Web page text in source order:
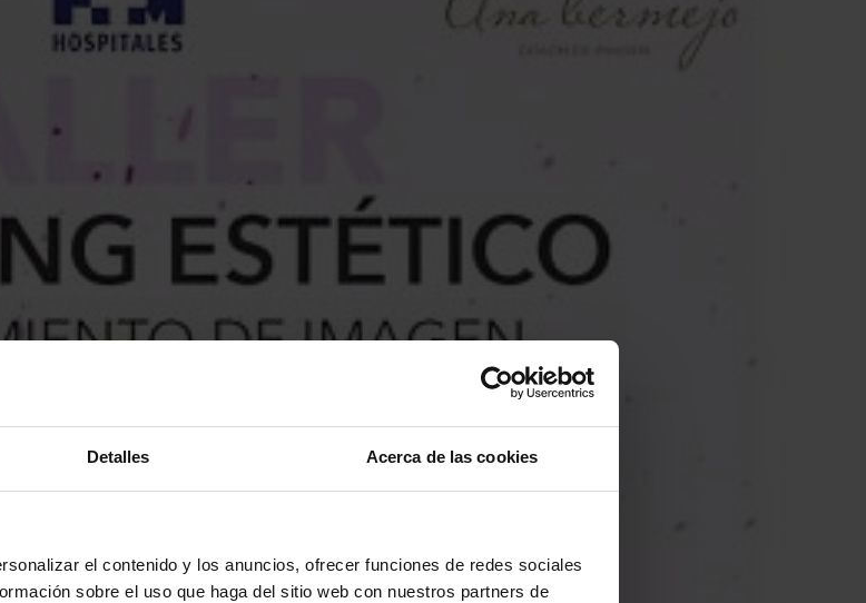
Detalles Acerca de las cookies
el contenido y los anuncios, ofrecer funciones de redes sociales
sobre el uso que haga del sitio web con nuestros partners de